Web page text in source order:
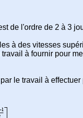
de l'ordre de 2 à 3
à des vitesses
à fournir pour
le travail à